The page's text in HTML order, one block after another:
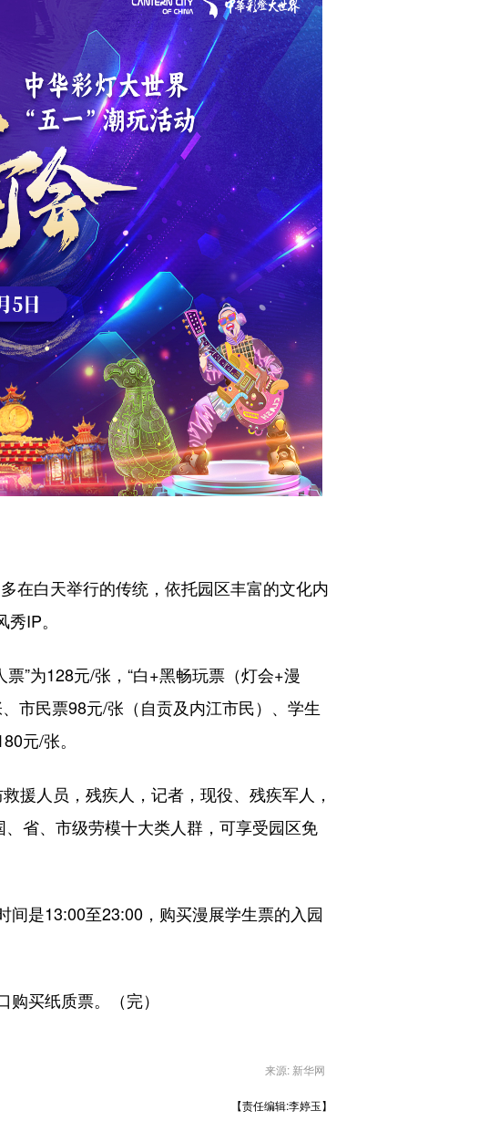
在白天举行的传统，依托园区丰富的文化内
IP。
”为128元/张，“白+黑畅玩票（灯会+漫
市民票98元/张（自贡及内江市民）、学生
元/张。
援人员，残疾人，记者，现役、残疾军人，
省、市级劳模十大类人群，可享受园区免
是13:00至23:00，购买漫展学生票的入园
买纸质票。（完）
来源: 新华网
【责任编辑:李婷玉】